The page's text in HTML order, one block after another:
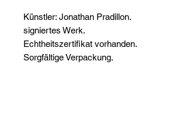
Künstler: Jonathan Pradillon.
signiertes Werk.
Echtheitszertifikat vorhanden.
Sorgfältige Verpackung.